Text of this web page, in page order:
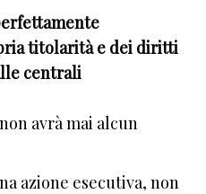
titolarità e dei diritti
centrali
avrà mai alcun
azione esecutiva, non